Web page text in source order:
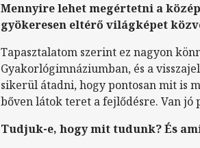
Mennyire lehet megértetni a
gyökeresen eltérő világképet
Tapasztalatom szerint ez nagyon
Gyakorlógimnáziumban, és a
sikerül átadni, hogy pontosan mit is
bőven látok teret a fejlődésre. Van jó
Tudjuk-e, hogy mit tudunk? És